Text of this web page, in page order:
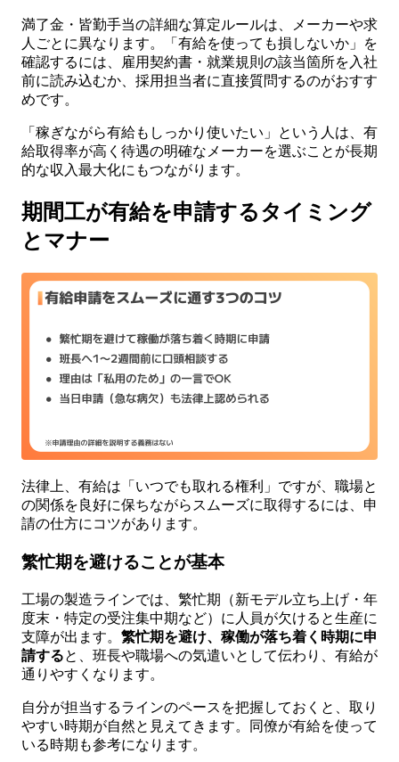
満了金・皆勤手当の詳細な算定ルールは、メーカーや求
人ごとに異なります。「有給を使っても損しないか」を
確認するには、雇用契約書・就業規則の該当箇所を入社
前に読み込むか、採用担当者に直接質問するのがおすす
めです。
「稼ぎながら有給もしっかり使いたい」という人は、有
給取得率が高く待遇の明確なメーカーを選ぶことが長期
的な収入最大化にもつながります。
期間工が有給を申請するタイミング
とマナー
法律上、有給は「いつでも取れる権利」ですが、職場と
の関係を良好に保ちながらスムーズに取得するには、申
請の仕方にコツがあります。
繁忙期を避けることが基本
工場の製造ラインでは、繁忙期（新モデル立ち上げ・年
度末・特定の受注集中期など）に人員が欠けると生産に
支障が出ます。 繁忙期を避け、稼働が落ち着く時期に申
請すると、班長や職場への気遣いとして伝わり、有給が
通りやすくなります。
自分が担当するラインのペースを把握しておくと、取り
やすい時期が自然と見えてきます。同僚が有給を使って
いる時期も参考になります。